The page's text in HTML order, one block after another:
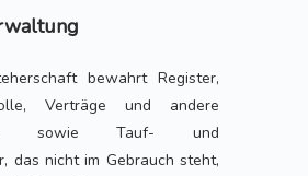
bewahrt Register,
Verträge und andere
sowie Tauf- und
das nicht im Gebrauch steht,